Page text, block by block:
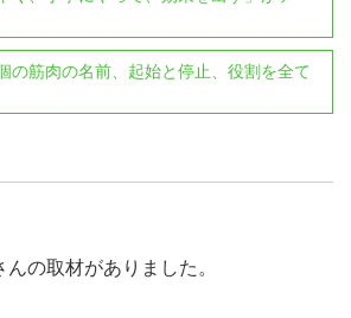
の筋肉の名前、起始と停止、役割を全て
の取材がありました。